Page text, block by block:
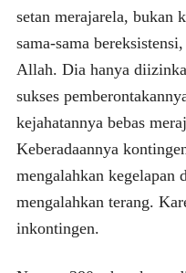
setan merajarela, bukan
sama-sama
Allah. Dia hanya
sukses
kejahatannya bebas
Keberadaannya
mengalahkan kegelapan
mengalahkan terang.
inkontingen.